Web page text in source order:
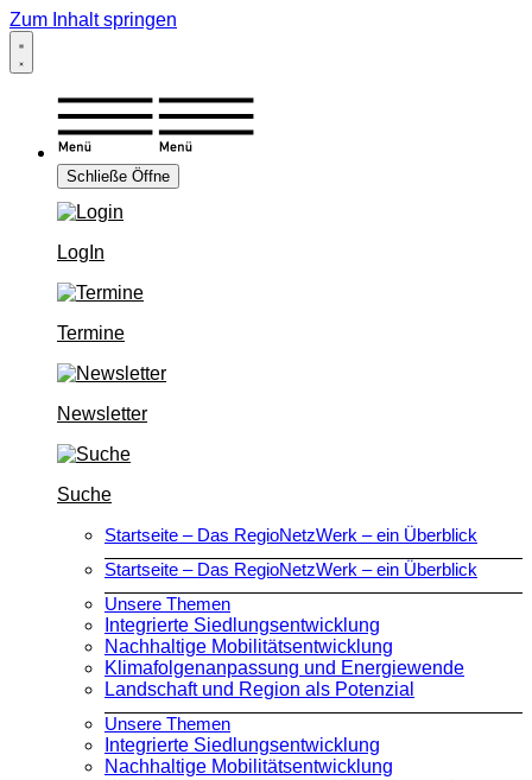
Zum Inhalt springen
Schließe Öffne
LogIn
Termine
Newsletter
Suche
Startseite – Das RegioNetzWerk – ein Überblick
Startseite – Das RegioNetzWerk – ein Überblick
Unsere Themen
Integrierte Siedlungsentwicklung
Nachhaltige Mobilitätsentwicklung
Klimafolgenanpassung und Energiewende
Landschaft und Region als Potenzial
Unsere Themen
Integrierte Siedlungsentwicklung
Nachhaltige Mobilitätsentwicklung